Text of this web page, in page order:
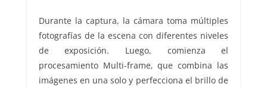
Durante la captura, la cámara toma múltiples
fotografías de la escena con diferentes niveles
de exposición. Luego, comienza el
procesamiento Multi-frame, que combina las
imágenes en una solo y perfecciona el brillo de